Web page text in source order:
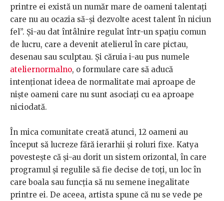
printre ei există un număr mare de oameni talentați
care nu au ocazia să-și dezvolte acest talent în niciun
fel”. Și-au dat întâlnire regulat într-un spațiu comun
de lucru, care a devenit atelierul în care pictau,
desenau sau sculptau. Și căruia i-au pus numele
ateliernormalno, o formulare care să aducă
intenționat ideea de normalitate mai aproape de
niște oameni care nu sunt asociați cu ea aproape
niciodată.
În mica comunitate creată atunci, 12 oameni au
început să lucreze fără ierarhii și roluri fixe. Katya
povestește că și-au dorit un sistem orizontal, în care
programul și regulile să fie decise de toți, un loc în
care boala sau funcția să nu semene inegalitate
printre ei. De aceea, artista spune că nu se vede pe